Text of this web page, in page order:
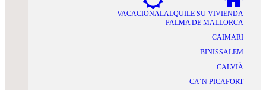
ALQUILE SU VIVIENDA
VACACIONAL
PALMA DE MALLORCA
CAIMARI
BINISSALEM
CALVIÀ
CA´N PICAFORT